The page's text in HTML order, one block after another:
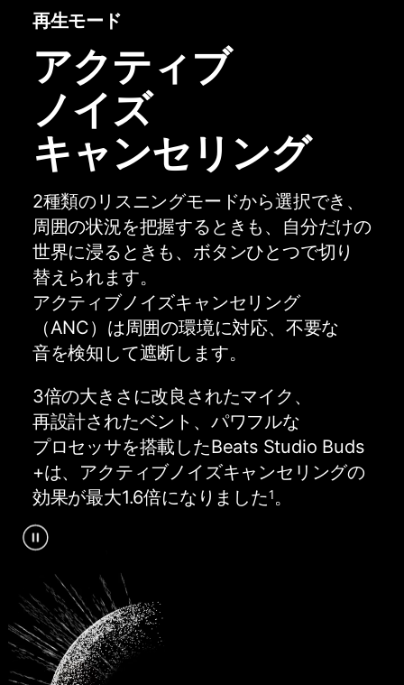
再生モード
アクティブ
ノイズ
キャンセリング
2種類の​​リスニングモードから​​選択でき、​​
周囲の​​状況を​​把握する​​ときも、​​自分だけの​​
世界に​​浸る​​ときも、​​ボタンひとつで​​切り​
替えられます。​​
アクティブノイズキャンセリング​
（ANC）は​​周囲の​​環境に​​対応、​​不要な​​
音を​​検知して​​遮断します。
3倍の​​大きさに​​改良された​​マイク、​​
再設計された​​ベント、​​パワフルな​​
プロセッサを​​搭載した​​Beats Studio Buds
+は、​​アクティブノイズキャンセリングの​​
効果が​​最大1.6倍に​​なりました1。